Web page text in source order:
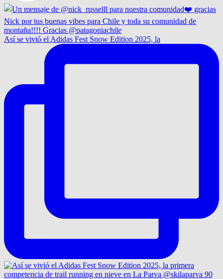
Así se vivió el Adidas Fest Snow Edition 2025, la